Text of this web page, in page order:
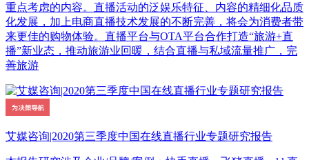
重点考虑的内容。直播活动的泛娱乐特征、内容的精细化品质
化发展，加上电商直播技术发展的不断完善，将会为消费者带
来更佳的购物体验。直播平台与OTA平台合作打造“旅游+直
播”新业态，推动旅游业回暖，结合直播与私域流量推广，完
善旅游
艾媒咨询|2020第三季度中国在线直播行业专题研究报告